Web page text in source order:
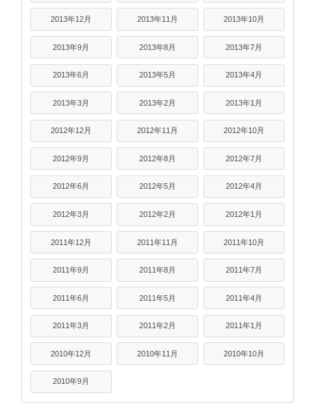
2013年12月 2013年11月 2013年10月
2013年9月 2013年8月 2013年7月
2013年6月 2013年5月 2013年4月
2013年3月 2013年2月 2013年1月
2012年12月 2012年11月 2012年10月
2012年9月 2012年8月 2012年7月
2012年6月 2012年5月 2012年4月
2012年3月 2012年2月 2012年1月
2011年12月 2011年11月 2011年10月
2011年9月 2011年8月 2011年7月
2011年6月 2011年5月 2011年4月
2011年3月 2011年2月 2011年1月
2010年12月 2010年11月 2010年10月
2010年9月